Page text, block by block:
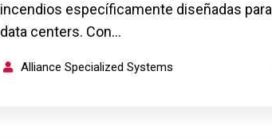
incendios específicamente diseñadas para
data centers. Con…
Alliance Specialized Systems